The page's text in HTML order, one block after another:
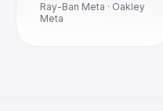
Ray-Ban Meta · Oakley
Meta